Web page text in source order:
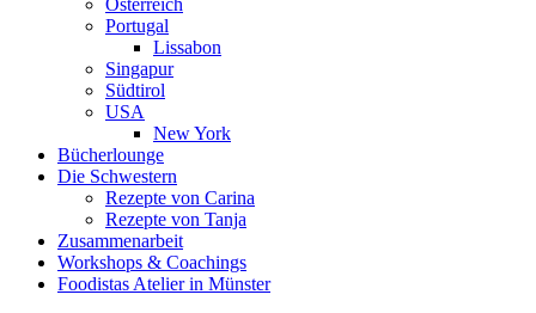
Österreich
Portugal
Lissabon
Singapur
Südtirol
USA
New York
Bücherlounge
Die Schwestern
Rezepte von Carina
Rezepte von Tanja
Zusammenarbeit
Workshops & Coachings
Foodistas Atelier in Münster